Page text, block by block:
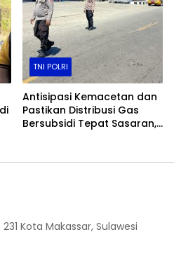
TNI POLRI
Antisipasi Kemacetan dan
Pastikan Distribusi Gas
Bersubsidi Tepat Sasaran,
Kota Makassar, Sulawesi